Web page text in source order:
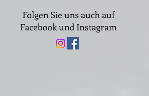
Folgen Sie uns auch auf
Facebook und Instagram